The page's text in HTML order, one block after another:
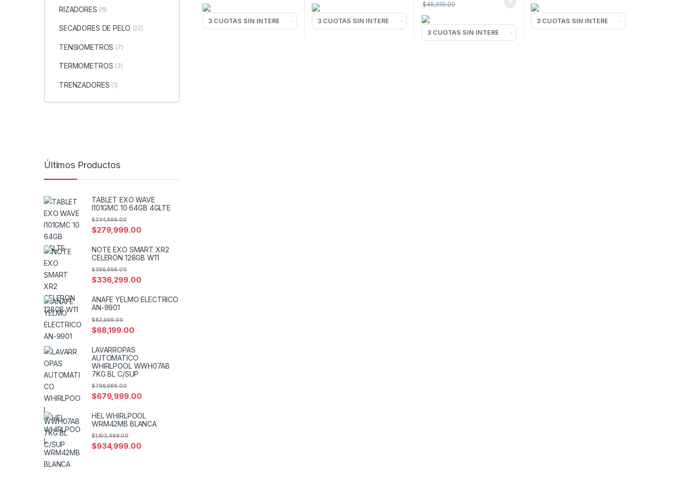
$45,919.00
RIZADORES (6)
SECADORES DE PELO (22)
TENSIOMETROS (7)
TERMOMETROS (3)
TRENZADORES (1)
Últimos Productos
TABLET EXO WAVE
I101GMC 10 64GB 4GLTE
$279,999.00
$334,999.00
NOTE EXO SMART XR2
CELERON 128GB W11
$336,299.00
$399,999.00
ANAFE YELMO ELECTRICO
AN-9901
$68,199.00
$82,999.00
LAVARROPAS
AUTOMATICO
WHIRLPOOL WWH07AB
7KG BL C/SUP
$679,999.00
$799,999.00
HEL WHIRLPOOL
WRM42MB BLANCA
$934,999.00
$1,102,999.00